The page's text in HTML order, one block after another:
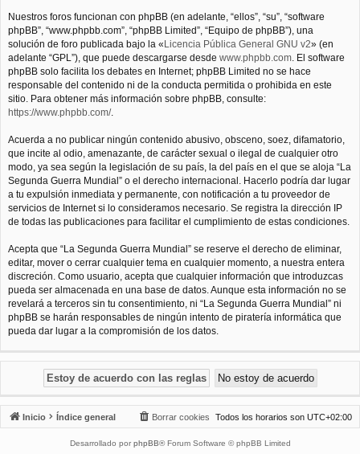
Nuestros foros funcionan con phpBB (en adelante, “ellos”, “su”, “software
phpBB”, “www.phpbb.com”, “phpBB Limited”, “Equipo de phpBB”), una
solución de foro publicada bajo la «Licencia Pública General GNU v2» (en
adelante “GPL”), que puede descargarse desde www.phpbb.com. El software
phpBB solo facilita los debates en Internet; phpBB Limited no se hace
responsable del contenido ni de la conducta permitida o prohibida en este
sitio. Para obtener más información sobre phpBB, consulte:
https://www.phpbb.com/.
Acuerda a no publicar ningún contenido abusivo, obsceno, soez, difamatorio,
que incite al odio, amenazante, de carácter sexual o ilegal de cualquier otro
modo, ya sea según la legislación de su país, la del país en el que se aloja “La
Segunda Guerra Mundial” o el derecho internacional. Hacerlo podría dar lugar
a tu expulsión inmediata y permanente, con notificación a tu proveedor de
servicios de Internet si lo consideramos necesario. Se registra la dirección IP
de todas las publicaciones para facilitar el cumplimiento de estas condiciones.
Acepta que “La Segunda Guerra Mundial” se reserve el derecho de eliminar,
editar, mover o cerrar cualquier tema en cualquier momento, a nuestra entera
discreción. Como usuario, acepta que cualquier información que introduzcas
pueda ser almacenada en una base de datos. Aunque esta información no se
revelará a terceros sin tu consentimiento, ni “La Segunda Guerra Mundial” ni
phpBB se harán responsables de ningún intento de piratería informática que
pueda dar lugar a la compromisión de los datos.
Inicio Índice general Todos los horarios son UTC+02:00
Borrar cookies
Desarrollado por phpBB® Forum Software © phpBB Limited